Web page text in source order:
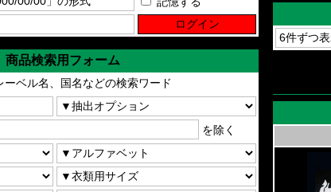
商品検索用フォーム
ーベル名、国名などの検索ワード
を除く